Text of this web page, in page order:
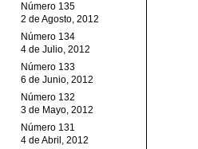
Número 135
2 de Agosto, 2012
Número 134
4 de Julio, 2012
Número 133
6 de Junio, 2012
Número 132
3 de Mayo, 2012
Número 131
4 de Abril, 2012